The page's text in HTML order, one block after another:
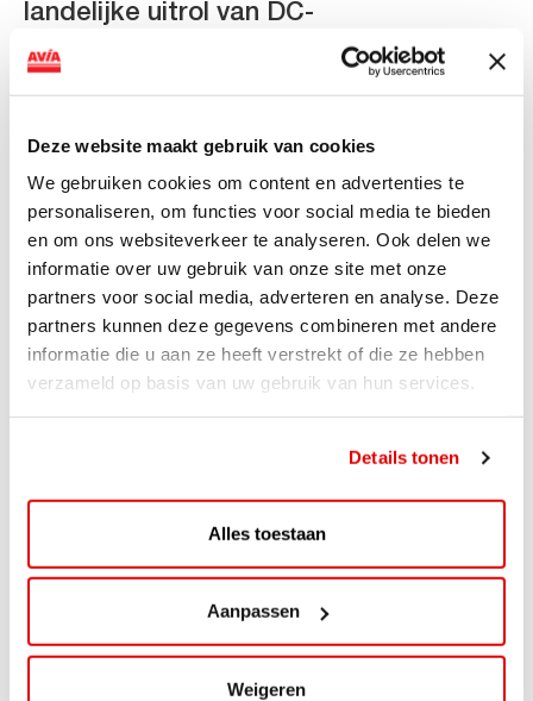
Deze website maakt gebruik van cookies
We gebruiken cookies om content en advertenties te
personaliseren, om functies voor social media te bieden
en om ons websiteverkeer te analyseren. Ook delen we
informatie over uw gebruik van onze site met onze
partners voor social media, adverteren en analyse. Deze
partners kunnen deze gegevens combineren met andere
informatie die u aan ze heeft verstrekt of die ze hebben
verzameld op basis van uw gebruik van hun services.
Details tonen
Alles toestaan
Aanpassen
Weigeren
landelijke uitrol van DC-
snellaadinfrastructuur
AVIA VOLT en Fletcher Hotels starten landelijke uitrol
Lees verder
ViaAVIA Super Deal: 20% korting bij
ViaLuxury Hotels
ViaAVIA Super Deal: €25 korting bij ViaLuxury Hotels
Toe aan een ontspannen nachtje...